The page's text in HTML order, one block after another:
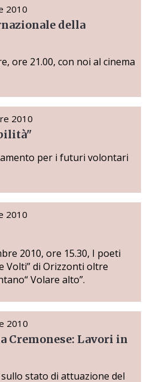
2010
della
ore 21.00, con noi al cinema
2010
per i futuri volontari
2010
2010, ore 15.30, I poeti
Volti” di Orizzonti oltre
Volare alto”.
2010
Cremonese: Lavori in
stato di attuazione del